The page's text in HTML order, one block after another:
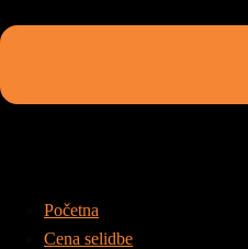
Početna
Cena selidbe